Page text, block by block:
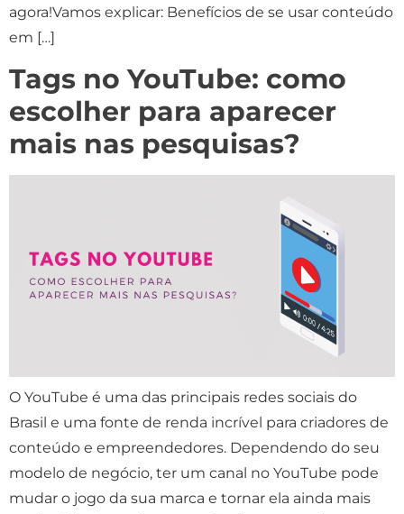
agora!Vamos explicar: Benefícios de se usar conteúdo
em […]
Tags no YouTube: como
escolher para aparecer
mais nas pesquisas?
O YouTube é uma das principais redes sociais do
Brasil e uma fonte de renda incrível para criadores de
conteúdo e empreendedores. Dependendo do seu
modelo de negócio, ter um canal no YouTube pode
mudar o jogo da sua marca e tornar ela ainda mais